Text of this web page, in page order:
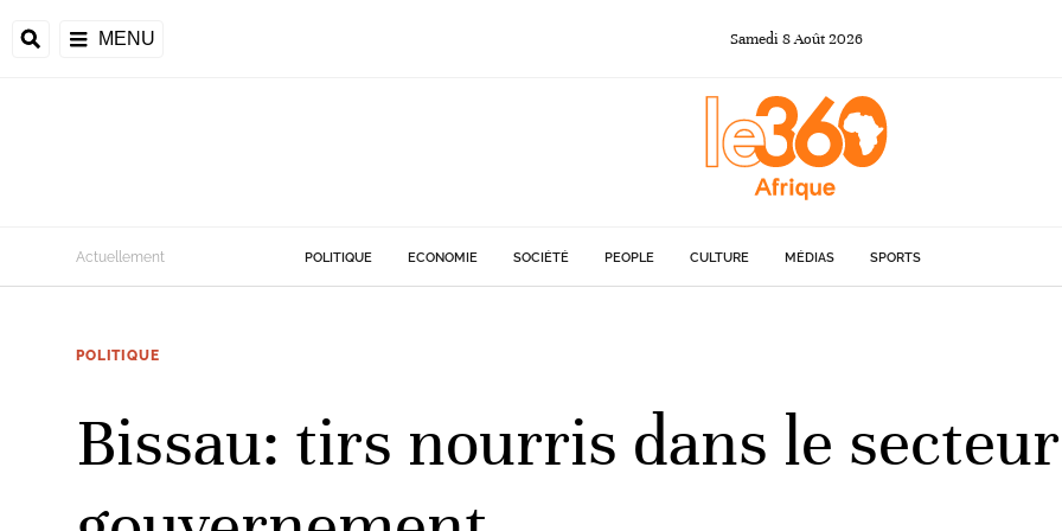
MENU Samedi 8Août2026
Actuellement POLITIQUE ECONOMIE SOCIÉTÉ PEOPLE CULTURE MÉDIAS SPORTS
POLITIQUE
Bissau: tirs nourris dans le